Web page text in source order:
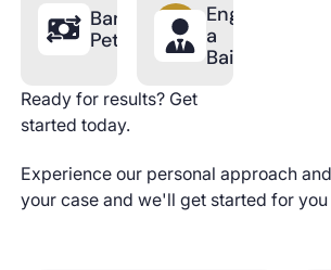
Bankruptcy
Petition
Engage
a
Bailiff
Ready for results? Get
started today.
Experience our personal approach
your case and we'll get started for